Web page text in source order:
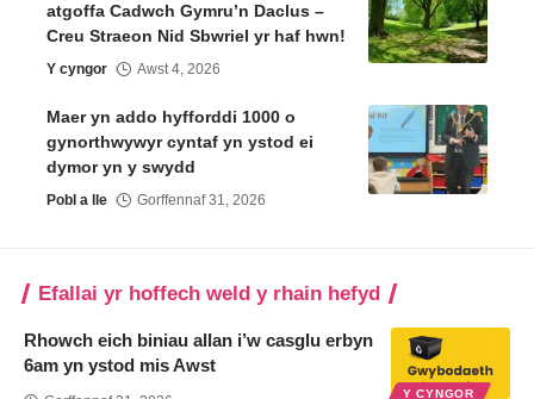
atgoffa Cadwch Gymru’n Daclus –
Creu Straeon Nid Sbwriel yr haf hwn!
Y cyngor Awst 4, 2026
Maer yn addo hyfforddi 1000 o
gynorthwywyr cyntaf yn ystod ei
dymor yn y swydd
Pobl a lle Gorffennaf 31, 2026
Efallai yr hoffech weld y rhain hefyd
Y CYNGOR
Rhowch eich biniau allan i’w casglu erbyn
6am yn ystod mis Awst